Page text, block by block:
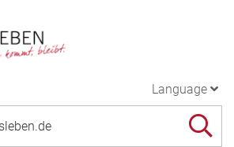
Language